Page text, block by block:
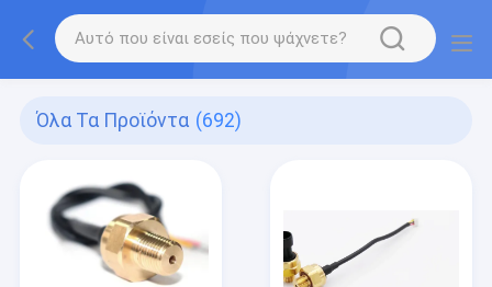
Όλα Τα Προϊόντα (692)